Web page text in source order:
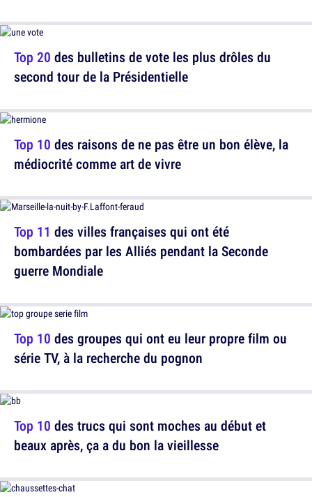
Top 10 des raisons de ne pas être un bon élève, la
médiocrité comme art de vivre
Top 10 des groupes qui ont eu leur propre film ou
série TV, à la recherche du pognon
Top 20 des bulletins de vote les plus drôles du
second tour de la Présidentielle
Top 11 des villes françaises qui ont été
bombardées par les Alliés pendant la Seconde
guerre Mondiale
Top 10 des trucs qui sont moches au début et
beaux après, ça a du bon la vieillesse